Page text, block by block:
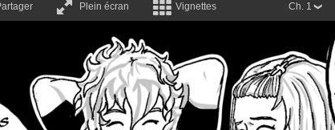
Plein écran Vignettes Ch. 1